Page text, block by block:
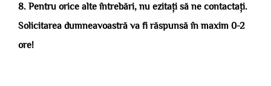
8. Pentru orice alte întrebări, nu ezitați să ne contactați.
Solicitarea dumneavoastră va fi răspunsă în maxim 0-2
ore!